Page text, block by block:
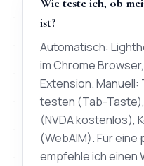
ist?
Automatisch:
im Chrome
Extension.
testen (Tab-
(NVDA kostenlos),
(WebAIM). Für
empfehle ich einen